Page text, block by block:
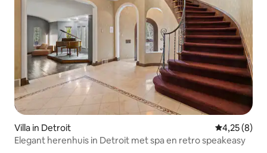
Villa in Detroit
4,25 (8)
Elegant herenhuis in Detroit met spa en retro speakeasy